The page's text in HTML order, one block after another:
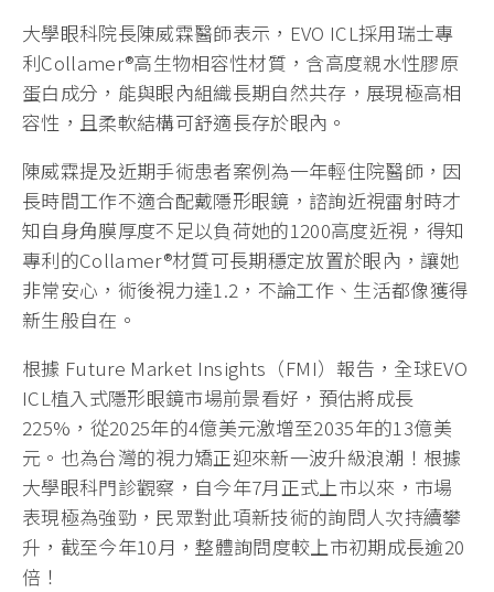
大學眼科院長陳威霖醫師表示，EVO ICL採用瑞士專
利Collamer®高生物相容性材質，含高度親水性膠原
蛋白成分，能與眼內組織長期自然共存，展現極高相
容性，且柔軟結構可舒適長存於眼內。
陳威霖提及近期手術患者案例為一年輕住院醫師，因
長時間工作不適合配戴隱形眼鏡，諮詢近視雷射時才
知自身角膜厚度不足以負荷她的1200高度近視，得知
專利的Collamer®材質可長期穩定放置於眼內，讓她
非常安心，術後視力達1.2，不論工作、生活都像獲得
新生般自在。
根據 Future Market Insights（FMI）報告，全球EVO
ICL植入式隱形眼鏡市場前景看好，預估將成長
225%，從2025年的4億美元激增至2035年的13億美
元。也為台灣的視力矯正迎來新一波升級浪潮！根據
大學眼科門診觀察，自今年7月正式上市以來，市場
表現極為強勁，民眾對此項新技術的詢問人次持續攀
升，截至今年10月，整體詢問度較上市初期成長逾20
倍！